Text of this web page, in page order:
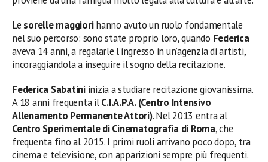
Le sorelle maggiorihanno avuto un ruolo fondamentale
nel suo percorso: sono state proprio loro, quando Federica
aveva 14 anni, a regalarle l’ingresso in un’agenzia di artisti,
incoraggiandola a inseguire il sogno della recitazione.
Federica Sabatiniinizia a studiare recitazione giovanissima.
A 18 anni frequenta ilC.I.A.P.A. (Centro Intensivo
Allenamento Permanente Attori). Nel 2013 entra al
Centro Sperimentale di Cinematografia di Roma, che
frequenta fino al 2015. I primi ruoli arrivano poco dopo, tra
cinema e televisione, con apparizioni sempre più frequenti.